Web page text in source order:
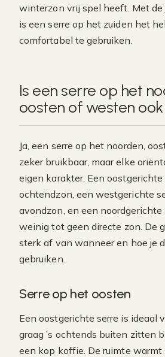
winterzon vrij spel heeft. Met de
is een serre op het zuiden het
comfortabel te gebruiken.
Is een serre op het
oosten of westen
Ja, een serre op het noorden,
zeker bruikbaar, maar elke
eigen karakter. Een
ochtendzon, een westgerichte
avondzon, en een
weinig tot geen directe zon. De
sterk af van wanneer en hoe je
gebruiken.
Serre op het oosten
Een oostgerichte serre is ideaal
graag ’s ochtends buiten zitten
een kop koffie. De ruimte warmt